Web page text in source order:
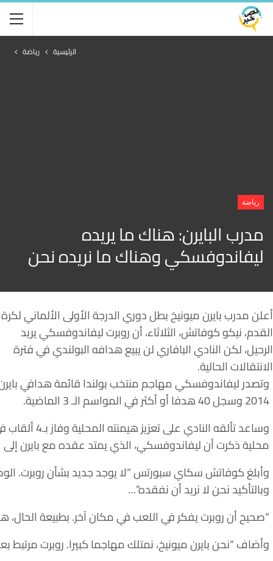
الرئيسية رياضة
رياضة
مدرب البايرن: هناك ما يريده
ليفاندوفسكي وهناك ما نريده نحن
أعلن مدرب بايرن ميونيخ بطل دوري الدرجة الأولى الألماني لكرة
القدم، نيكو كوفاتش، الثلاثاء، أن روبرت ليفاندوفسكي يريد
الرحيل، لكن النادي البافاري لن يبيع هدافه البولندي في فترة
الانتقالات الحالية.
2014 وسجل 40 هدفا أو أكثر في المواسم الـ 3 الماضية.
محلية ذكرت أن ليفاندوفسكي، الذي يمتد عقده مع بايرن إلى 2021، يسعى للانتقال لناد جديد.
وأبلغ كوفاتش سكاي سبورتس “لا يوجد جديد بشأن روبرت.
وبالتأكيد نحن لا نريد أن نفقده”…
“صحيح أن روبرت يفكر في اللعب في مكان آخر. بطبيعة الحال،
وأضاف “نحن بايرن ميونيخ، نمتلك مهاجما كبيرا. روبرت